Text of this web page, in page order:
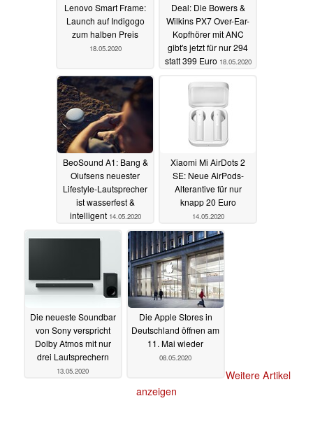
Lenovo Smart Frame:
Launch auf Indigogo
zum halben Preis
18.05.2020
Deal: Die Bowers &
Wilkins PX7 Over-Ear-
Kopfhörer mit ANC
gibt's jetzt für nur 294
statt 399 Euro 18.05.2020
BeoSound A1: Bang &
Olufsens neuester
Lifestyle-Lautsprecher
ist wasserfest &
intelligent 14.05.2020
Xiaomi Mi AirDots 2
SE: Neue AirPods-
Alterantive für nur
knapp 20 Euro
14.05.2020
Die neueste Soundbar
von Sony verspricht
Dolby Atmos mit nur
drei Lautsprechern
13.05.2020
Die Apple Stores in
Deutschland öffnen am
11. Mai wieder
08.05.2020
Weitere Artikel
anzeigen